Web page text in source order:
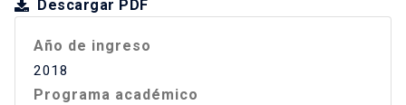
Descargar PDF
Año de ingreso
2018
Programa académico